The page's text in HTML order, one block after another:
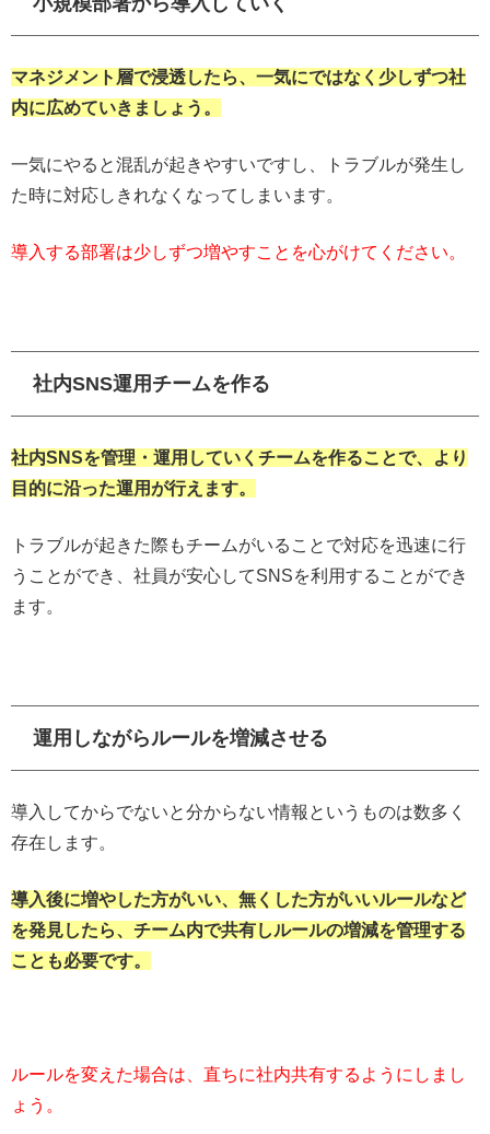
マネジメント層で浸透したら、一気にではなく少しずつ社
内に広めていきましょう。
一気にやると混乱が起きやすいですし、トラブルが発生し
た時に対応しきれなくなってしまいます。
導入する部署は少しずつ増やすことを心がけてください。
社内SNS運用チームを作る
社内SNSを管理・運用していくチームを作ることで、より
目的に沿った運用が行えます。
トラブルが起きた際もチームがいることで対応を迅速に行
うことができ、社員が安心してSNSを利用することができ
ます。
運用しながらルールを増減させる
導入してからでないと分からない情報というものは数多く
存在します。
導入後に増やした方がいい、無くした方がいいルールなど
を発見したら、チーム内で共有しルールの増減を管理する
ことも必要です。
ルールを変えた場合は、直ちに社内共有するようにしまし
ょう。